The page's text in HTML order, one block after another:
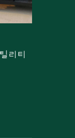
리티